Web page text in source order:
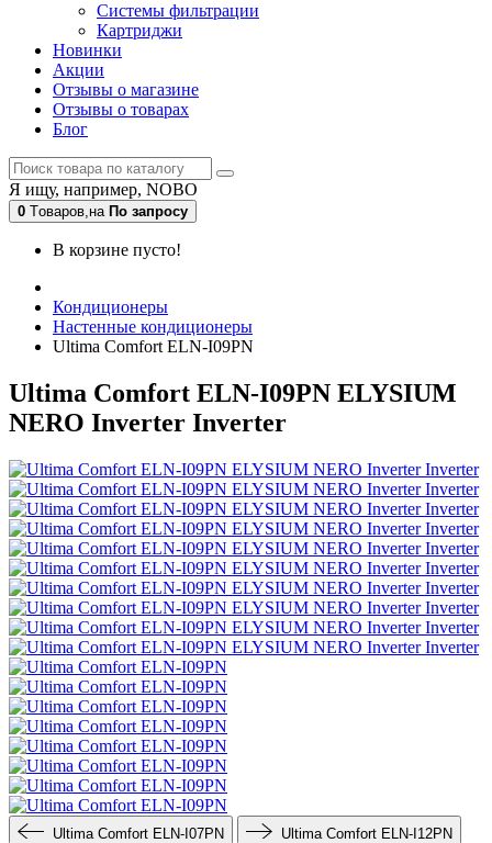
Системы фильтрации
Картриджи
Новинки
Акции
Отзывы о магазине
Отзывы о товарах
Блог
Я ищу, например, NOBO
0 Tоваров,на По запросу
В корзине пусто!
Кондиционеры
Настенные кондиционеры
Ultima Comfort ELN-I09PN
Ultima Comfort ELN-I09PN ELYSIUM
NERO Inverter Inverter
Ultima Comfort ELN-I07PN Ultima Comfort ELN-I12PN